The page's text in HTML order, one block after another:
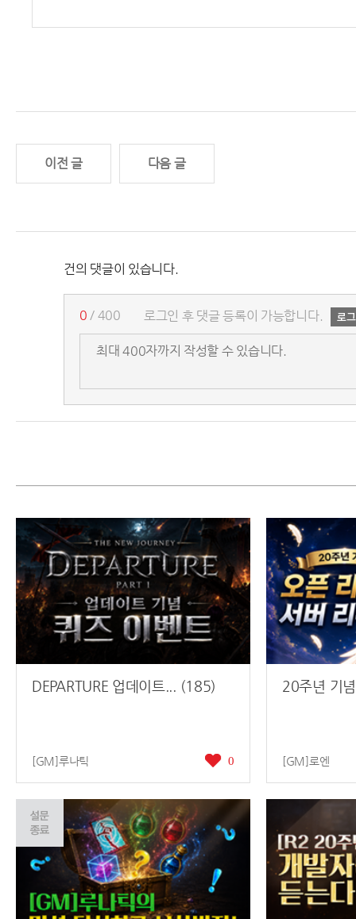
이전 글 다음 글
건의 댓글이 있습니다.
로그인 후 댓글 등록이 가능합니다.
0 / 400
DEPARTURE 업데이트... (185)
[GM]루나틱 0
20주년 기
[GM]로엔